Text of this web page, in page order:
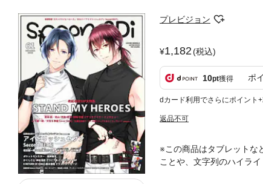
プレビジョン
1,182(税込)
10pt獲得 ポ
dカード利用でさらにポイント
返品不可
※この商品はタブレットな
ことや、文字列のハイラ
シュセブン Second